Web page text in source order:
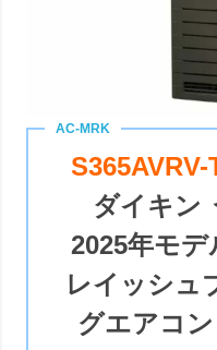
S365AVRV-
ダイキン
2025年モ
レイッシュ
グエアコ